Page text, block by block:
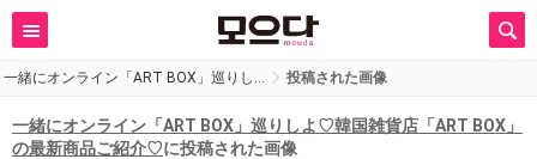
一緒にオンライン「ART BOX」巡りし… 投稿された画像
一緒にオンライン「ART BOX」巡りしよ♡韓国雑貨店「ART BOX」
の最新商品ご紹介♡に投稿された画像